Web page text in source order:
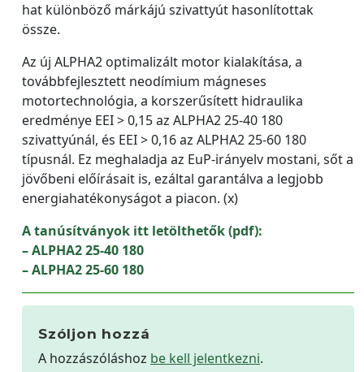
hat különböző márkájú szivattyút hasonlítottak
össze.
Az új ALPHA2 optimalizált motor kialakítása, a
továbbfejlesztett neodímium mágneses
motortechnológia, a korszerűsített hidraulika
eredménye EEI > 0,15 az ALPHA2 25-40 180
szivattyúnál, és EEI > 0,16 az ALPHA2 25-60 180
típusnál. Ez meghaladja az EuP-irányelv mostani, sőt a
jövőbeni előírásait is, ezáltal garantálva a legjobb
energiahatékonyságot a piacon. (x)
A tanúsítványok itt letölthetők (pdf):
– ALPHA2 25-40 180
– ALPHA2 25-60 180
Szóljon hozzá
A hozzászóláshoz be kell jelentkezni.